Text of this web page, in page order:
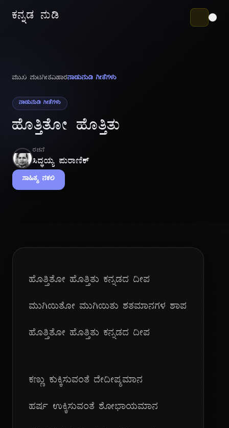
ಕನ್ನಡ ನುಡಿ
ಮುಖ ಪುಟಗೀತವಿಹಾರನಾಡುನುಡಿ ಗೀತೆಗಳು
ನಾಡುನುಡಿ ಗೀತೆಗಳು
ಹೊತ್ತಿತೋ ಹೊತ್ತಿತು
ರಚನೆ
ಸಿದ್ಧಯ್ಯ ಪುರಾಣಿಕ್
ಸಾಹಿತ್ಯ ನಕಲಿ
ಹೊತ್ತಿತೋ ಹೊತ್ತಿತು ಕನ್ನಡದ ದೀಪ
ಮುಗಿಯಿತೋ ಮುಗಿಯಿತು ಶತಮಾನಗಳ ಶಾಪ
ಹೊತ್ತಿತೋ ಹೊತ್ತಿತು ಕನ್ನಡದ ದೀಪ
ಕಣ್ಣು ಕುಕ್ಕಿಸುವಂತೆ ದೇದೀಪ್ಯಮಾನ
ಹರ್ಷ ಉಕ್ಕಿಸುವಂತೆ ಶೋಭಾಯಮಾನ